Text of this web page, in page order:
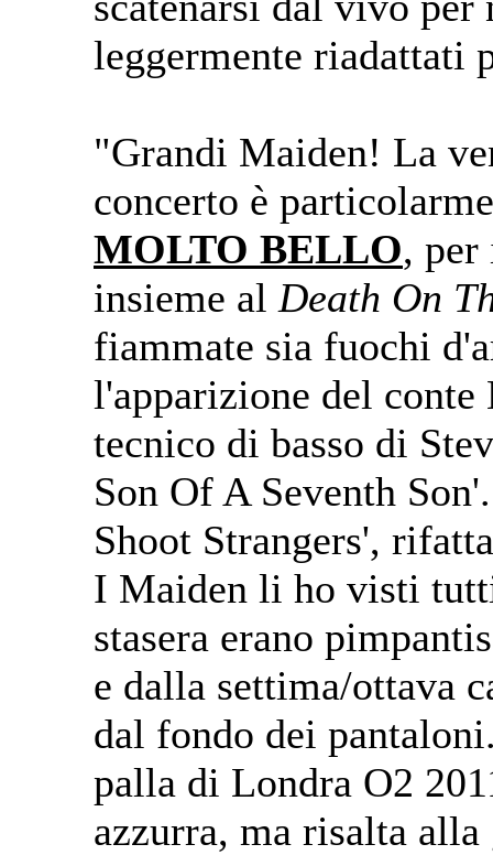
leggermente riadattati
"Grandi Maiden! La
concerto è
MOLTO BELLO,
insieme al Death On
fiammate sia fuochi
l'apparizione del
tecnico di basso di
Son Of A Seventh
Shoot Strangers',
I Maiden li ho visti
stasera erano
e dalla settima/ottava
dal fondo dei
palla di Londra O2
azzurra, ma risalta